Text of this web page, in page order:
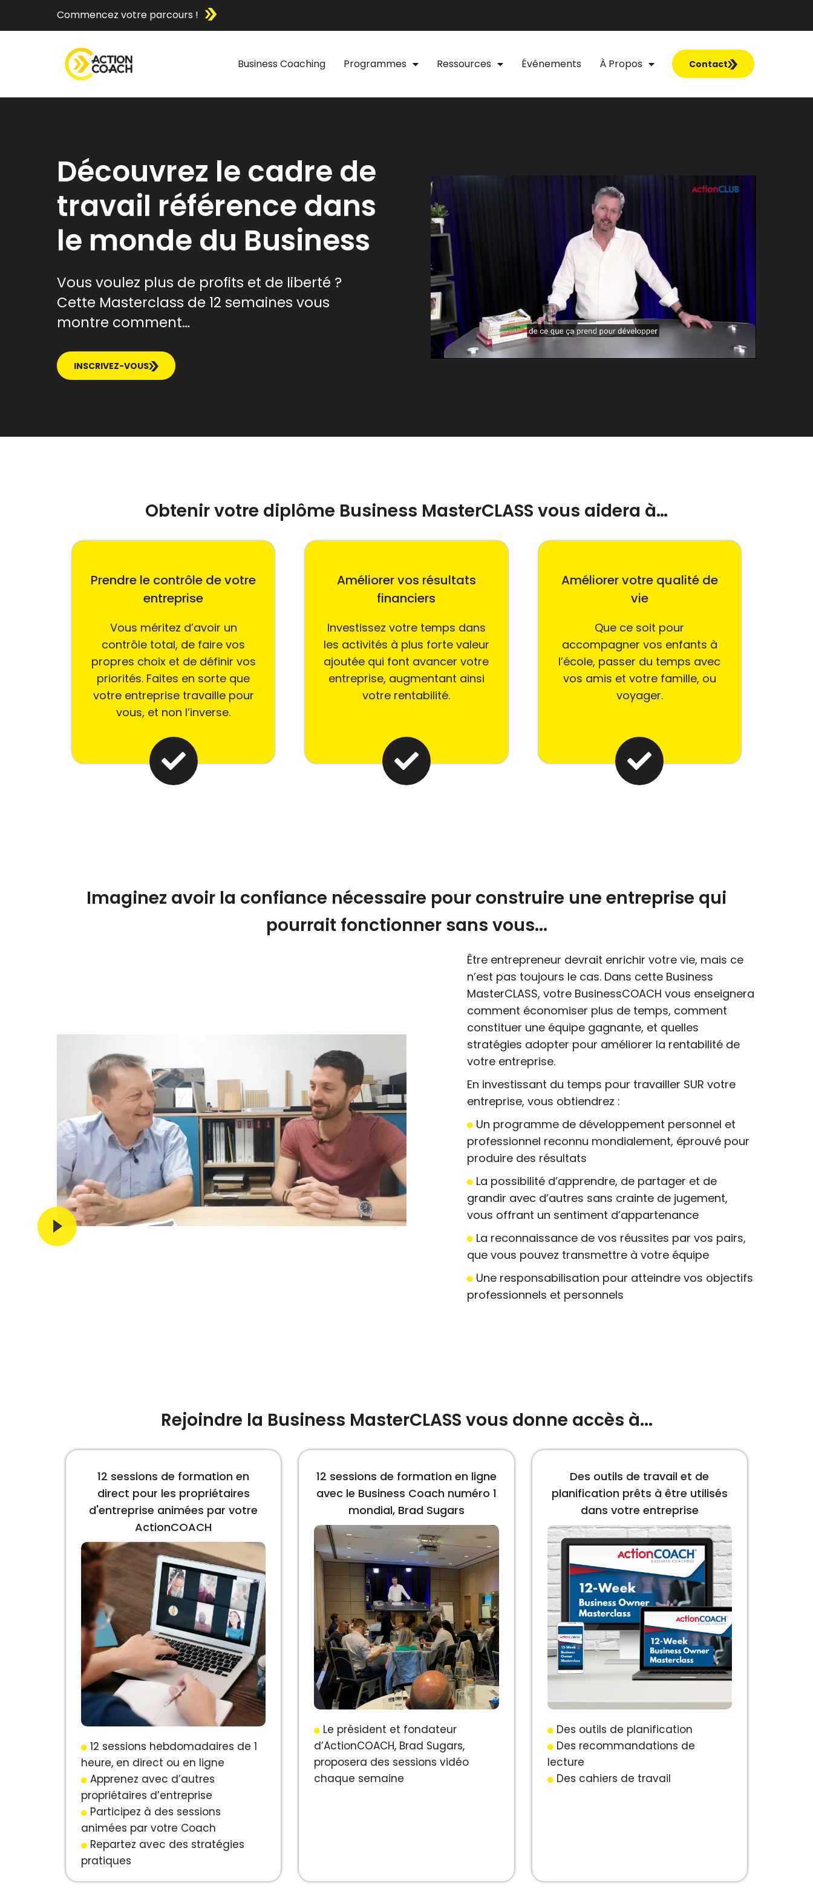
Commencez votre parcours !
Business Coaching Programmes Ressources Événements À Propos Contact
Découvrez le cadre de
travail référence dans
le monde du Business
Vous voulez plus de profits et de liberté ?
Cette Masterclass de 12 semaines vous
montre comment…
INSCRIVEZ-VOUS
Obtenir votre diplôme Business MasterCLASS vous aidera à…
Prendre le contrôle de votre
entreprise
Vous méritez d’avoir un
contrôle total, de faire vos
propres choix et de définir vos
priorités. Faites en sorte que
votre entreprise travaille pour
vous, et non l’inverse.
Améliorer vos résultats
financiers
Investissez votre temps dans
les activités à plus forte valeur
ajoutée qui font avancer votre
entreprise, augmentant ainsi
votre rentabilité.
Améliorer votre qualité de
vie
Que ce soit pour
accompagner vos enfants à
l’école, passer du temps avec
vos amis et votre famille, ou
voyager.
Imaginez avoir la confiance nécessaire pour construire une entreprise qui
pourrait fonctionner sans vous...
Être entrepreneur devrait enrichir votre vie, mais ce
n’est pas toujours le cas. Dans cette Business
MasterCLASS, votre BusinessCOACH vous enseignera
comment économiser plus de temps, comment
constituer une équipe gagnante, et quelles
stratégies adopter pour améliorer la rentabilité de
votre entreprise.
En investissant du temps pour travailler SUR votre
entreprise, vous obtiendrez :
Un programme de développement personnel et
professionnel reconnu mondialement, éprouvé pour
produire des résultats
La possibilité d’apprendre, de partager et de
grandir avec d’autres sans crainte de jugement,
vous offrant un sentiment d’appartenance
La reconnaissance de vos réussites par vos pairs,
que vous pouvez transmettre à votre équipe
Une responsabilisation pour atteindre vos objectifs
professionnels et personnels
Rejoindre la Business MasterCLASS vous donne accès à...
12 sessions de formation en
direct pour les propriétaires
d'entreprise animées par votre
ActionCOACH
12 sessions hebdomadaires de 1
heure, en direct ou en ligne
Apprenez avec d’autres
propriétaires d’entreprise
Participez à des sessions
animées par votre Coach
Repartez avec des stratégies
pratiques
12 sessions de formation en ligne
avec le Business Coach numéro 1
mondial, Brad Sugars
Le président et fondateur
d’ActionCOACH, Brad Sugars,
proposera des sessions vidéo
chaque semaine
Des outils de travail et de
planification prêts à être utilisés
dans votre entreprise
Des outils de planification
Des recommandations de
lecture
Des cahiers de travail